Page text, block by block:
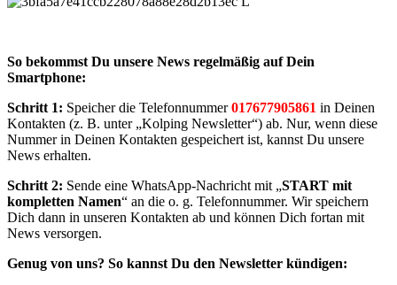
So bekommst Du unsere News regelmäßig auf Dein
Smartphone:
Schritt 1: Speicher die Telefonnummer017677905861 in Deinen
Kontakten (z. B. unter „Kolping Newsletter“) ab. Nur, wenn diese
Nummer in Deinen Kontakten gespeichert ist, kannst Du unsere
News erhalten.
Schritt 2: Sende eine WhatsApp-Nachricht mit „START mit
kompletten Namen“ an die o. g. Telefonnummer. Wir speichern
Dich dann in unseren Kontakten ab und können Dich fortan mit
News versorgen.
Genug von uns? So kannst Du den Newsletter kündigen: